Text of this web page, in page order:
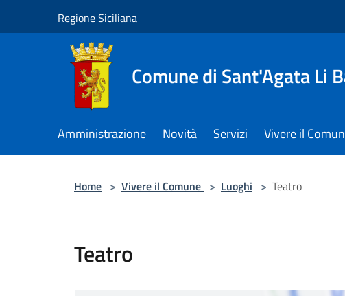
Regione Siciliana
Comune di Sant'Agata Li
Amministrazione Novità Servizi Vivere il
Home > Vivere il Comune > Luoghi > Teatro
Teatro